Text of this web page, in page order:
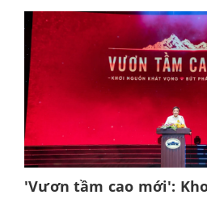
'Vươn tầm cao mới':